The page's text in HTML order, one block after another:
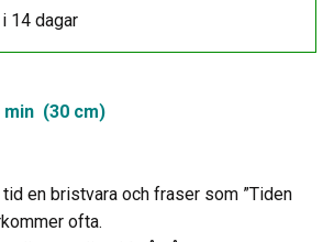
min (30 cm)
tid en bristvara och fraser som ”Tiden
ofta.
14 dagar